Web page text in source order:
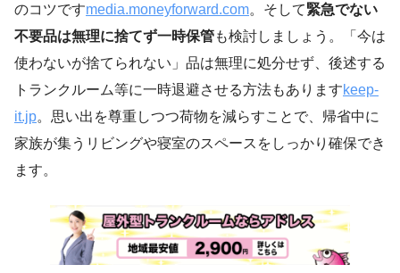
のコツですmedia.moneyforward.com。そして緊急でない
不要品は無理に捨てず一時保管も検討しましょう。「今は
使わないが捨てられない」品は無理に処分せず、後述する
トランクルーム等に一時退避させる方法もありますkeep-
it.jp。思い出を尊重しつつ荷物を減らすことで、帰省中に
家族が集うリビングや寝室のスペースをしっかり確保でき
ます。